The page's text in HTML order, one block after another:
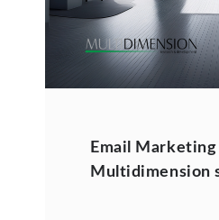
Email Marketing
Multidimension